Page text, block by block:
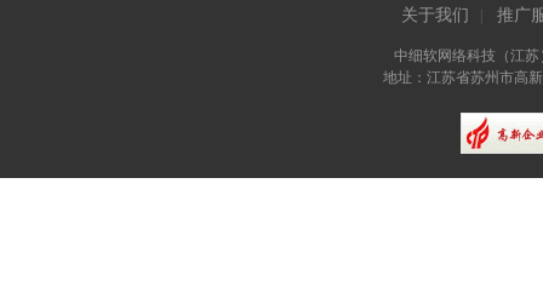
关于我们 推广
中细软网络科技（江
地址：江苏省苏州市高